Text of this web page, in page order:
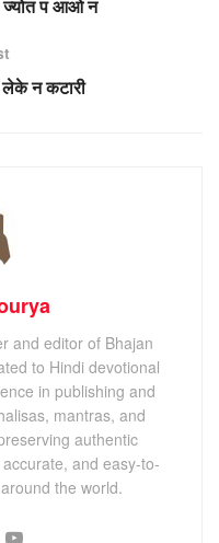
ज्योत प आओ न
लेके न कटारी
and editor of Bhajan
to Hindi devotional
in publishing and
mantras, and
authentic
and easy-to-
the world.